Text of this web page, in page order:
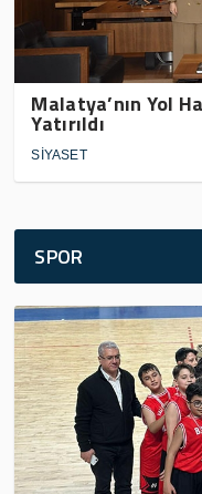
Malatya’nın Yol
Yatırıldı
SİYASET
SPOR